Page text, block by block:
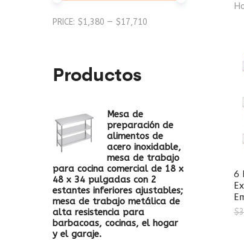
6
$
PRICE: $1,380 — $17,710
Productos
Mesa de
preparación de
alimentos de
acero inoxidable,
mesa de trabajo
para cocina comercial de 18 x
48 x 34 pulgadas con 2
estantes inferiores ajustables;
mesa de trabajo metálica de
alta resistencia para
barbacoas, cocinas, el hogar
y el garaje.